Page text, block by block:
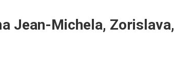
Jean-Michela, Zorislava,